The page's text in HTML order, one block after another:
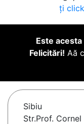
ți
Este
Felicitări! Aă
Sibiu
Str.Prof.